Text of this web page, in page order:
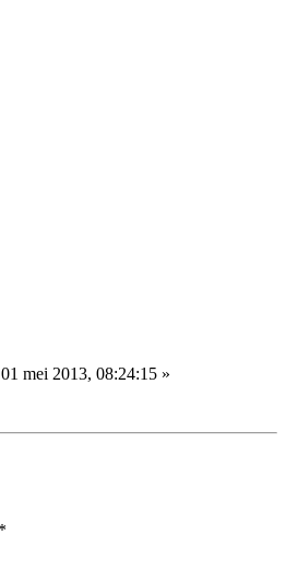
01 mei 2013, 08:24:15 »